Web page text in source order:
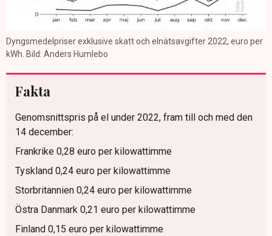
Dyngsmedelpriser exklusive skatt och elnätsavgifter 2022, euro per
kWh. Bild: Anders Humlebo
Fakta
Genomsnittspris på el under 2022, fram till och med den
14 december:
Frankrike 0,28 euro per kilowattimme
Tyskland 0,24 euro per kilowattimme
Storbritannien 0,24 euro per kilowattimme
Östra Danmark 0,21 euro per kilowattimme
Finland 0,15 euro per kilowattimme